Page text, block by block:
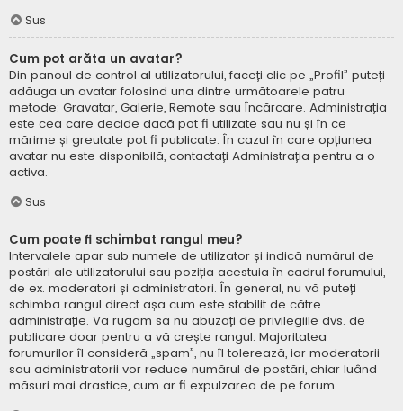
Sus
Cum pot arăta un avatar?
Din panoul de control al utilizatorului, faceți clic pe „Profil” puteți
adăuga un avatar folosind una dintre următoarele patru
metode: Gravatar, Galerie, Remote sau Încărcare. Administrația
este cea care decide dacă pot fi utilizate sau nu și în ce
mărime și greutate pot fi publicate. În cazul în care opțiunea
avatar nu este disponibilă, contactați Administrația pentru a o
activa.
Sus
Cum poate fi schimbat rangul meu?
Intervalele apar sub numele de utilizator și indică numărul de
postări ale utilizatorului sau poziția acestuia în cadrul forumului,
de ex. moderatori și administratori. În general, nu vă puteți
schimba rangul direct așa cum este stabilit de către
administrație. Vă rugăm să nu abuzați de privilegiile dvs. de
publicare doar pentru a vă crește rangul. Majoritatea
forumurilor îl consideră „spam”, nu îl tolerează, iar moderatorii
sau administratorii vor reduce numărul de postări, chiar luând
măsuri mai drastice, cum ar fi expulzarea de pe forum.